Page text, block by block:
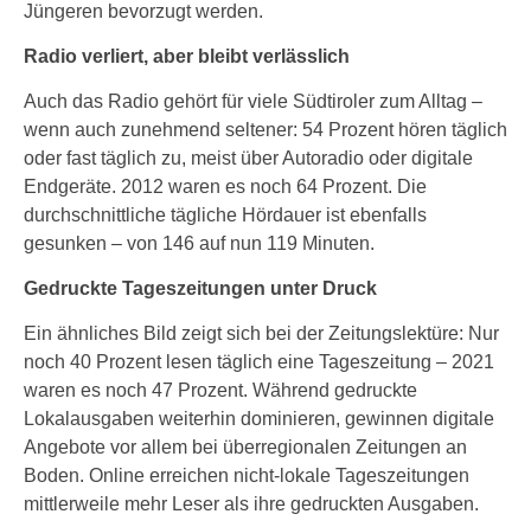
Jüngeren bevorzugt werden.
Radio verliert, aber bleibt verlässlich
Auch das Radio gehört für viele Südtiroler zum Alltag –
wenn auch zunehmend seltener: 54 Prozent hören täglich
oder fast täglich zu, meist über Autoradio oder digitale
Endgeräte. 2012 waren es noch 64 Prozent. Die
durchschnittliche tägliche Hördauer ist ebenfalls
gesunken – von 146 auf nun 119 Minuten.
Gedruckte Tageszeitungen unter Druck
Ein ähnliches Bild zeigt sich bei der Zeitungslektüre: Nur
noch 40 Prozent lesen täglich eine Tageszeitung – 2021
waren es noch 47 Prozent. Während gedruckte
Lokalausgaben weiterhin dominieren, gewinnen digitale
Angebote vor allem bei überregionalen Zeitungen an
Boden. Online erreichen nicht-lokale Tageszeitungen
mittlerweile mehr Leser als ihre gedruckten Ausgaben.